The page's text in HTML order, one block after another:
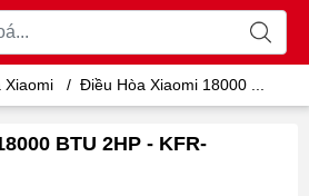
Xiaomi / Điều Hòa Xiaomi 18000 ...
BTU 2HP - KFR-